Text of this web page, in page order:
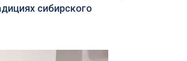
сибирского